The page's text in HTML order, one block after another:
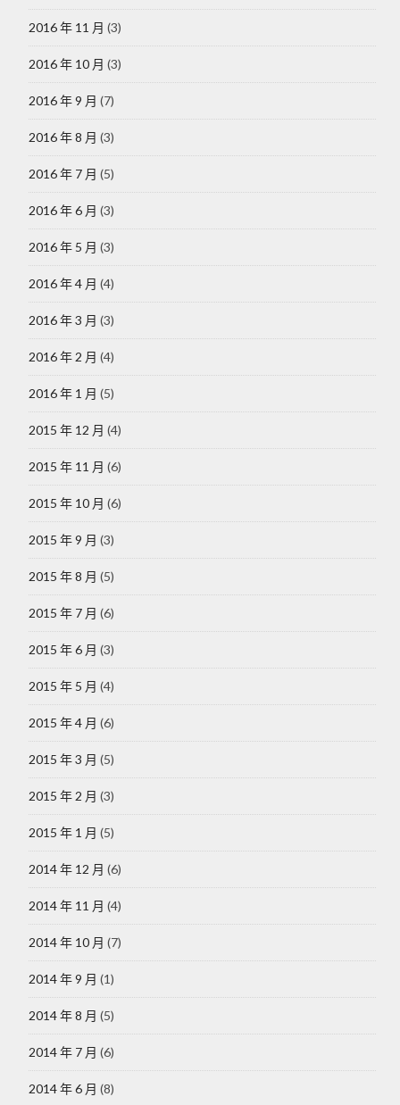
2016 年 11 月 (3)
2016 年 10 月 (3)
2016 年 9 月 (7)
2016 年 8 月 (3)
2016 年 7 月 (5)
2016 年 6 月 (3)
2016 年 5 月 (3)
2016 年 4 月 (4)
2016 年 3 月 (3)
2016 年 2 月 (4)
2016 年 1 月 (5)
2015 年 12 月 (4)
2015 年 11 月 (6)
2015 年 10 月 (6)
2015 年 9 月 (3)
2015 年 8 月 (5)
2015 年 7 月 (6)
2015 年 6 月 (3)
2015 年 5 月 (4)
2015 年 4 月 (6)
2015 年 3 月 (5)
2015 年 2 月 (3)
2015 年 1 月 (5)
2014 年 12 月 (6)
2014 年 11 月 (4)
2014 年 10 月 (7)
2014 年 9 月 (1)
2014 年 8 月 (5)
2014 年 7 月 (6)
2014 年 6 月 (8)